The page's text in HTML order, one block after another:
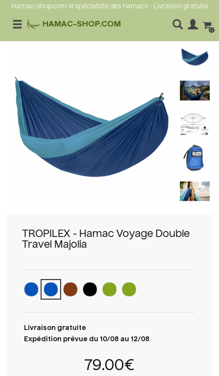
Hamac-shop.com le spécialiste des hamacs - Livraison gratuite
HAMAC-SHOP.COM
0
TROPILEX - Hamac Voyage Double
Travel Majolia
Livraison gratuite
Expédition prévue du 10/08 au 12/08
79.00€